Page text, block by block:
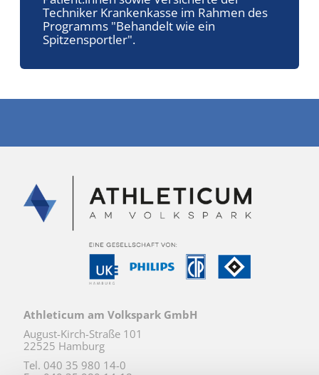
Techniker Krankenkasse im Rahmen des
Programms "Behandelt wie ein
Spitzensportler".
Athleticum am Volkspark GmbH
August-Kirch-Straße 101
22525 Hamburg
Tel. 040 35 980 14-0